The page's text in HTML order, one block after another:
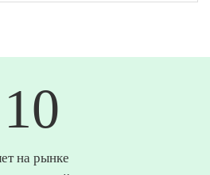
10
на рынке